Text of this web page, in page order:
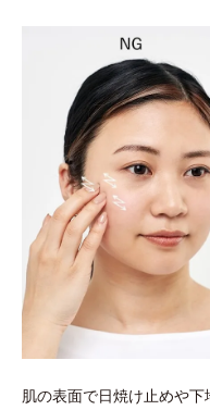
肌の表面で日焼け止めや下